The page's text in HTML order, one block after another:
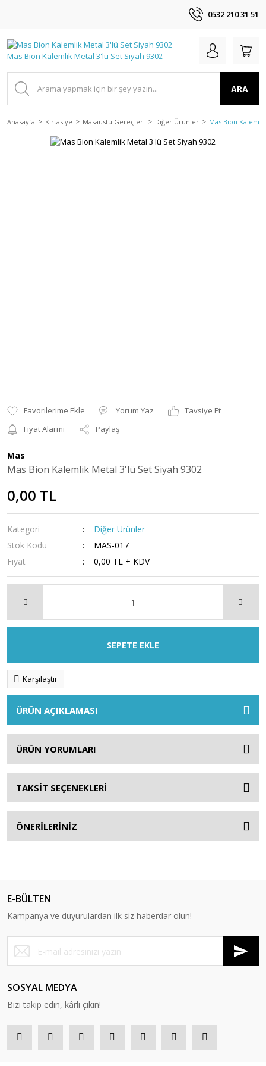
0532 210 31 51
ARA
Anasayfa Kırtasiye Masaüstü Gereçleri Diğer Ürünler Mas Bion
Yorum Yaz
Tavsiye Et
Fiyat Alarmı
Paylaş
Mas
Mas Bion Kalemlik Metal 3'lü Set Siyah 9302
0,00 TL
Kategori
Diğer Ürünler
Stok Kodu
MAS-017
Fiyat
0,00 TL + KDV
SEPETE EKLE
Karşılaştır
ÜRÜN AÇIKLAMASI
ÜRÜN YORUMLARI
TAKSİT SEÇENEKLERİ
ÖNERİLERİNİZ
E-BÜLTEN
Kampanya ve duyurulardan ilk siz haberdar olun!
SOSYAL MEDYA
Bizi takip edin, kârlı çıkın!